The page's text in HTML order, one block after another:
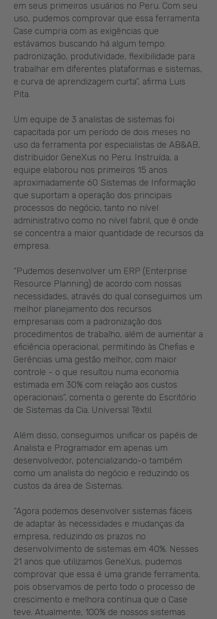
em seus primeiros usuários no Peru. Com seu
uso, pudemos comprovar que essa ferramenta
Case cumpria com as exigências que
estávamos buscando há algum tempo:
padronização, produtividade, flexibilidade para
trabalhar em diferentes plataformas e sistemas,
e curva de aprendizagem curta”, afirma Luis
Pita.
Um equipe de 3 analistas de sistemas foi
capacitada por um período de dois meses no
uso da ferramenta por especialistas de AB&AB,
distribuidor GeneXus no Peru. Instruída, a
equipe elaborou nos primeiros 15 anos
aproximadamente 60 Sistemas de Informação
que suportam a operação dos principais
processos do negócio, tanto no nível
administrativo como no nível fabril, que é onde
se concentra a maior quantidade de recursos da
empresa.
“Pudemos desenvolver um ERP (Enterprise
Resource Planning) de acordo com nossas
necessidades, através do qual conseguimos um
melhor planejamento dos recursos
empresariais com a padronização dos
procedimentos de trabalho, além de aumentar a
eficiência operacional, permitindo às Chefias e
Gerências uma gestão melhor, com maior
controle - o que resultou numa economia
estimada em 30% com relação aos custos
operacionais”, comenta o gerente do Escritório
de Sistemas da Cia. Universal Têxtil.
Além disso, conseguimos unificar os papéis de
Analista e Programador em apenas um
desenvolvedor, potencializando-o também
como um analista do negócio e reduzindo os
custos da área de Sistemas.
“Agora podemos desenvolver sistemas fáceis
de adaptar às necessidades e mudanças da
empresa, reduzindo os prazos no
desenvolvimento de sistemas em 40%. Nesses
21 anos que utilizamos GeneXus, pudemos
comprovar que essa é uma grande ferramenta,
pois observamos de perto todo o processo de
crescimento e melhora contínua que o Case
teve. Atualmente, 100% de nossos sistemas